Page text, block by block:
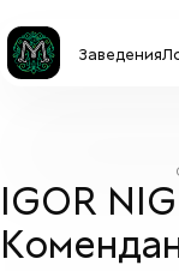
Заведения
IGOR